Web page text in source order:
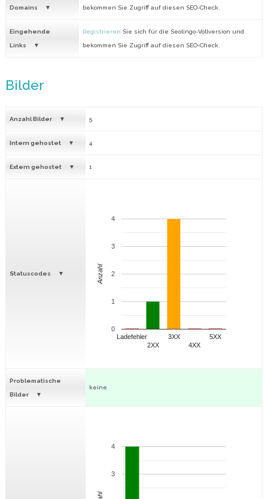
Domains bekommen Sie Zugriff auf diesen SEO-Check.
Eingehende
Links
Registrieren Sie sich für die Seolingo-Vollversion und
bekommen Sie Zugriff auf diesen SEO-Check.
Bilder
Anzahl Bilder 5
Intern gehostet 4
Extern gehostet 1
Statuscodes
Ladefehler
2XX
3XX
4XX
5XX
0
1
2
3
4
Anzahl
Problematische
Bilder
keine
3
4